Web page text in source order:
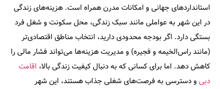
استانداردهای جهانی و امکانات مدرن همراه است. هزینه‌های زندگی
در این شهر به عواملی مانند سبک زندگی، محل سکونت و شغل فرد
بستگی دارد. اگر بودجه محدودی دارید، انتخاب مناطق اقتصادی‌تر
(مانند راس‌الخیمه و فجیره) و مدیریت هزینه‌ها می‌تواند فشار مالی را
کاهش دهد. اما برای کسانی که به دنبال کیفیت زندگی بالا، اقامت
دبی و دسترسی به فرصت‌های شغلی جذاب هستند، این شهر